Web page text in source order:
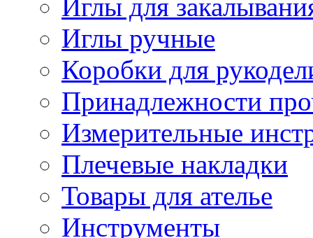
Иглы для
Иглы ручные
Коробки для
Принадлежности
Измерительные
Плечевые накладки
Товары для ателье
Инструменты